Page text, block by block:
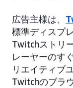
広告主様は、
標準ディスプ
Twitchストリ
レーヤーのす
リエイティブ
Twitchのブラ